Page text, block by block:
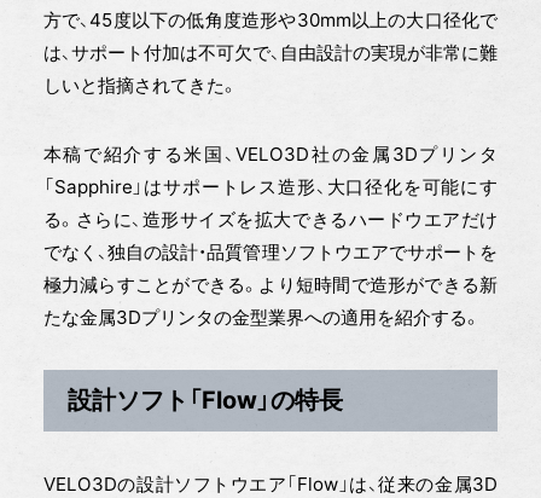
方で、45度以下の低角度造形や30mm以上の大口径化で
は、サポート付加は不可欠で、自由設計の実現が非常に難
しいと指摘されてきた。
本稿で紹介する米国、VELO3D社の金属3Dプリンタ
「Sapphire」はサポートレス造形、大口径化を可能にす
る。さらに、造形サイズを拡大できるハードウエアだけ
でなく、独自の設計・品質管理ソフトウエアでサポートを
極力減らすことができる。より短時間で造形ができる新
たな金属3Dプリンタの金型業界への適用を紹介する。
設計ソフト「Flow」の特長
VELO3Dの設計ソフトウエア「Flow」は、従来の金属3D